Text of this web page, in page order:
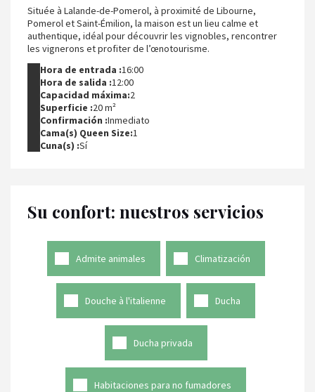
Située à Lalande-de-Pomerol, à proximité de Libourne,
Pomerol et Saint-Émilion, la maison est un lieu calme et
authentique, idéal pour découvrir les vignobles, rencontrer
les vignerons et profiter de l’œnotourisme.
Hora de entrada :16:00
Hora de salida :12:00
Capacidad máxima:2
Superficie :20 m²
Confirmación :Inmediato
Cama(s) Queen Size:1
Cuna(s) :Sí
Su confort: nuestros servicios
Admite animales Climatización
Douche à l'italienne Ducha
Ducha privada
Habitaciones para no fumadores